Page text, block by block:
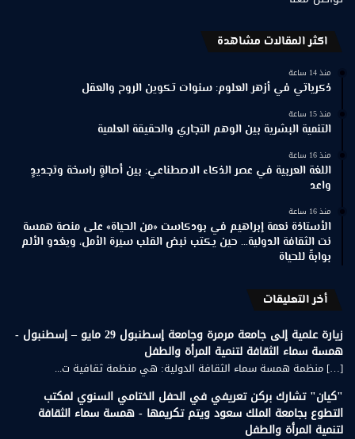
اكثر المقالات مشاهدة
منذ 14 ساعة
ذكرياتي في أزهر العلوم: سنوات تكوين الروح والعقل
منذ 15 ساعة
التنمية البشرية بين الوهم التجاري والحقيقة العلمية
منذ 16 ساعة
اللغة العربية في عصر الذكاء الاصطناعي: بين أصالةٍ راسخة وتجديدٍ
واعد
منذ 16 ساعة
الأستاذة نعمة إبراهيم في بودكاست «من الحياة» على منصة همسة
نت الثقافة الدولية… حين يكتب نبض القلب سيرة الأمل، ويغدو الألم
بوابةً للحياة
أخر التعليقات
زيارة علمية إلى جامعة مرمرة وجامعة إسطنبول 29 مايو – إسطنبول -
همسة سماء الثقافة لتنمية المرأة والطفل
[…] منظمة همسة سماء الثقافة الدولية: هي منظمة ثقافية ت...
"كيان" تشارك بركن تعريفي في الحفل الختامي السنوي لمكتب
التطوع بجامعة الملك سعود ويتم تكريمها - همسة سماء الثقافة
لتنمية المرأة والطفل